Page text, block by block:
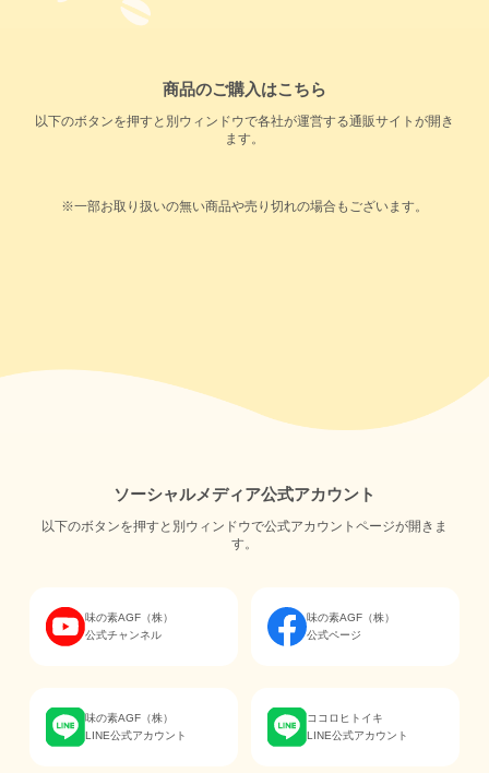
商品のご購入はこちら
以下のボタンを押すと別ウィンドウで各社が運営する通販サイトが開き
ます。
※一部お取り扱いの無い商品や売り切れの場合もございます。
ソーシャルメディア公式アカウント
以下のボタンを押すと別ウィンドウで公式アカウントページが開きま
す。
味の素AGF（株）
公式チャンネル
味の素AGF（株）
公式ページ
味の素AGF（株）
LINE公式アカウント
ココロヒトイキ
LINE公式アカウント